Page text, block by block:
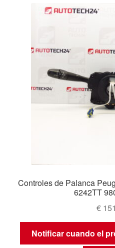
Controles de Palanca
6242TT
€
Notificar cuando el